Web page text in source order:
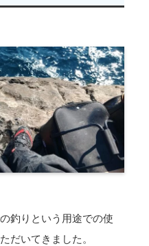
釣りという用途での使
だいてきました。